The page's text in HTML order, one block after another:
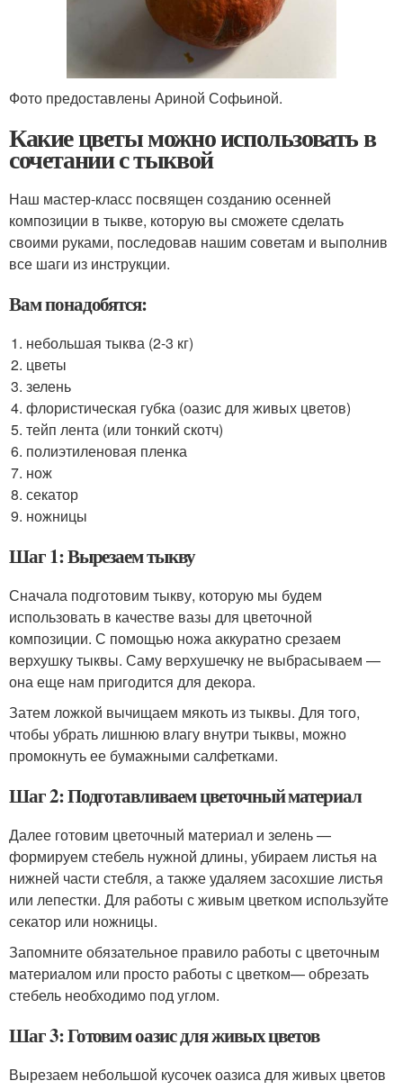
Фото предоставлены Ариной Софьиной.
Какие цветы можно использовать в
сочетании с тыквой
Наш мастер-класс посвящен созданию осенней
композиции в тыкве, которую вы сможете сделать
своими руками, последовав нашим советам и выполнив
все шаги из инструкции.
Вам понадобятся:
небольшая тыква (2-3 кг)
цветы
зелень
флористическая губка (оазис для живых цветов)
тейп лента (или тонкий скотч)
полиэтиленовая пленка
нож
секатор
ножницы
Шаг 1: Вырезаем тыкву
Сначала подготовим тыкву, которую мы будем
использовать в качестве вазы для цветочной
композиции. С помощью ножа аккуратно срезаем
верхушку тыквы. Саму верхушечку не выбрасываем —
она еще нам пригодится для декора.
Затем ложкой вычищаем мякоть из тыквы. Для того,
чтобы убрать лишнюю влагу внутри тыквы, можно
промокнуть ее бумажными салфетками.
Шаг 2: Подготавливаем цветочный материал
Далее готовим цветочный материал и зелень —
формируем стебель нужной длины, убираем листья на
нижней части стебля, а также удаляем засохшие листья
или лепестки. Для работы с живым цветком используйте
секатор или ножницы.
Запомните обязательное правило работы с цветочным
материалом или просто работы с цветком— обрезать
стебель необходимо под углом.
Шаг 3: Готовим оазис для живых цветов
Вырезаем небольшой кусочек оазиса для живых цветов